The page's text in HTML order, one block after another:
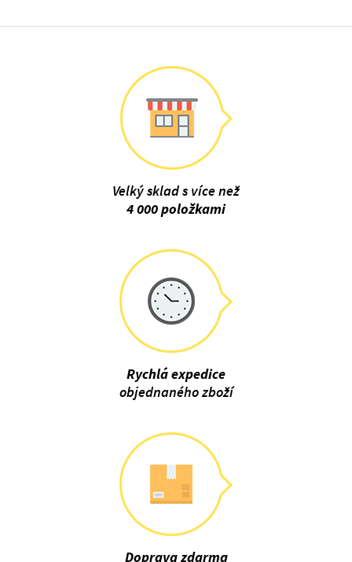
Velký sklad s více než
4 000 položkami
Rychlá expedice
objednaného zboží
Doprava zdarma